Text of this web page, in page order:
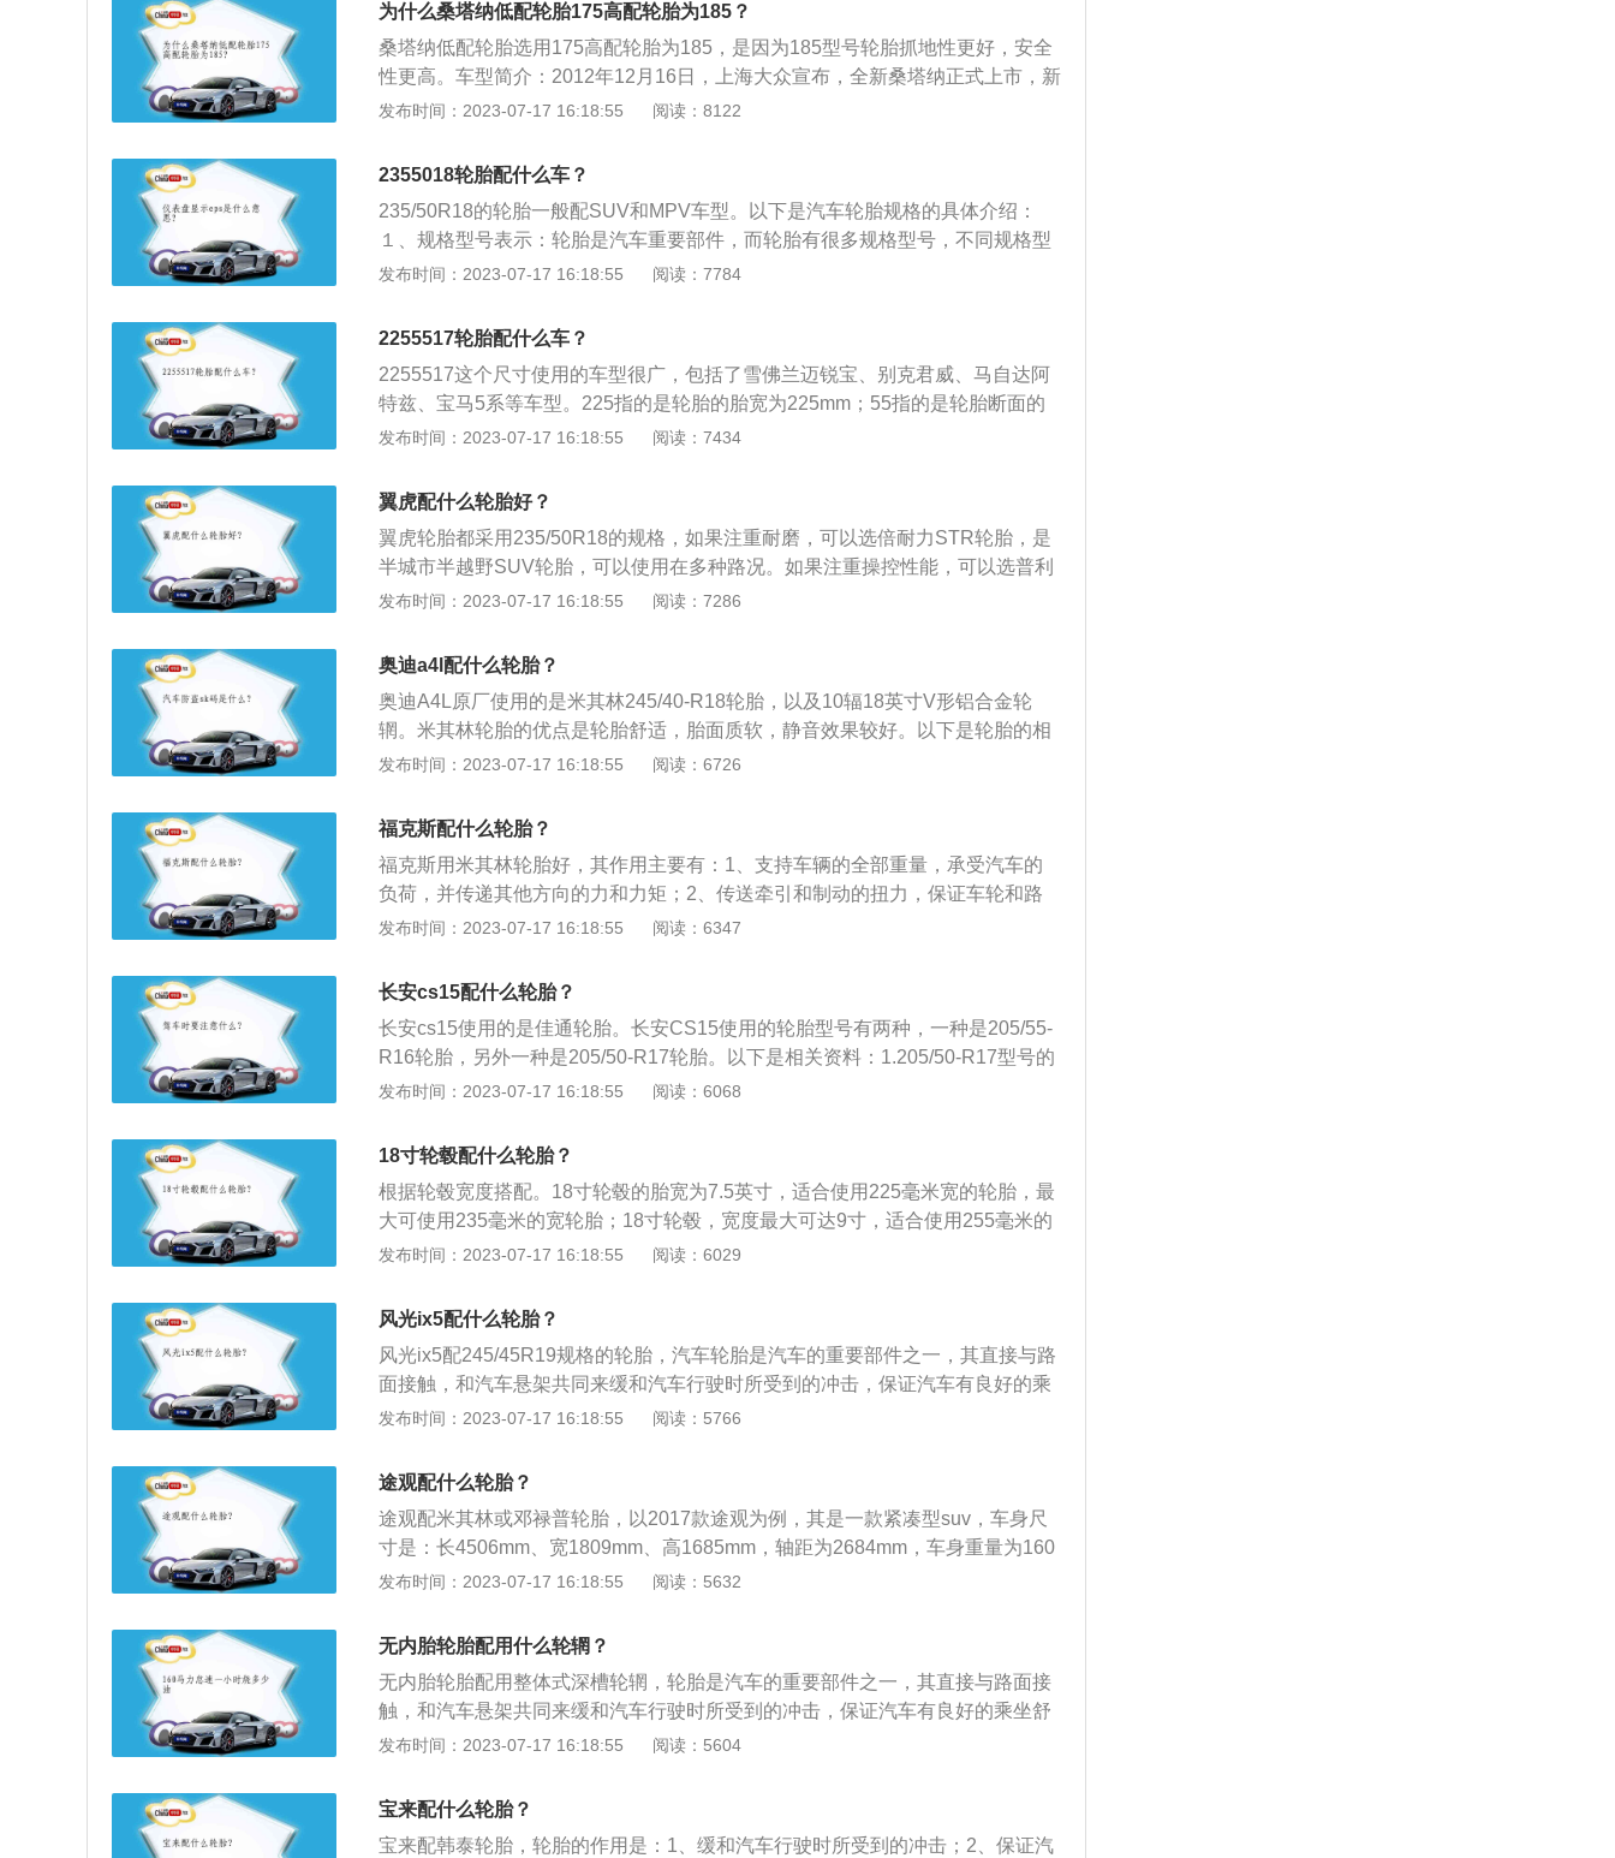
哪一种轮胎。
辋。世界各国轮胎的结构，都向无内胎、子午线结构、扁平（轮胎断面高与宽的
比值小）和轻量化的方向发展。
为什么桑塔纳低配轮胎175高配轮胎为185？
桑塔纳低配轮胎选用175高配轮胎为185，是因为185型号轮胎抓地性更好，安全
性更高。车型简介：2012年12月16日，上海大众宣布，全新桑塔纳正式上市，新
车共推出1.4L和1.6L排量共8款车型选择。车型概述：全新桑塔纳的外形设计已找
型，其更能符合新时代人群的审美。其中新车的整车流线平滑规整，设计风格朴
实，也比较耐看。
发布时间：2023-07-17 16:18:55 阅读：8122
2355018轮胎配什么车？
235/50R18的轮胎一般配SUV和MPV车型。以下是汽车轮胎规格的具体介绍：
１、规格型号表示：轮胎是汽车重要部件，而轮胎有很多规格型号，不同规格型
号的轮胎适用于不同的车型。规格型号标识通常在轮胎侧边，以一连串的字母数
速度等级。２、速度等级：按照可承载最高时速的不同，轮胎的速度等级可以分
为A-Z等不同等级，其中A级又可细分为A1-A8八个不同等级。所代表轮胎速度等
级的字母越靠后，说明轮胎性能越好。
发布时间：2023-07-17 16:18:55 阅读：7784
2255517轮胎配什么车？
2255517这个尺寸使用的车型很广，包括了雪佛兰迈锐宝、别克君威、马自达阿
特兹、宝马5系等车型。225指的是轮胎的胎宽为225mm；55指的是轮胎断面的
扁平比为55%，即断面高度是宽度的55%；R17指的是轮毂直径是17英寸。以下
面接触，和汽车悬架共同来缓和汽车行驶时所受到的冲击，保证汽车有良好的乘
坐舒适性和行驶平顺性；保证车轮和路面有良好的附着性，提高汽车的牵引性、
制动性和通过性；承受着汽车的重量，轮胎在汽车上所起的重要作用越来越受到
人们的重视。2、轮胎的型号规格介绍：轮胎的型号规格一般被标注在轮胎的胎
壁上，所表示的信息一般包含轮胎的尺寸、扁平比、胎宽等等。胎宽越宽与地面
越大，相应的油耗会越高。扁平比越低的轮胎，胎壁就薄，其接受路面反馈的能
力也就越强，同时扁平比低的轮胎侧向支撑更强，操控性更好。
发布时间：2023-07-17 16:18:55 阅读：7434
翼虎配什么轮胎好？
翼虎轮胎都采用235/50R18的规格，如果注重耐磨，可以选倍耐力STR轮胎，是
半城市半越野SUV轮胎，可以使用在多种路况。如果注重操控性能，可以选普利
司通HP-SPORT，是运动型城市SUV轮胎。如果注重舒适性能，可以选马牌CC
中控新增10寸液晶大屏，搭配全新互联网汽车智能系统。2、性能：福特翼虎所
搭载EcoBoost®系列发动机具有动力澎湃、启动迅速、加速持久的特点。特别是
同级领先的的EcoBoost®245发动机，采用双涡流涡轮增压技术，涡轮介入更
早，动力输出更加迅猛，最大功率180千瓦/5500转，峰值扭矩可达350牛/米/175
0-4000转，搭配有AWD智能四驱系统。
发布时间：2023-07-17 16:18:55 阅读：7286
奥迪a4l配什么轮胎？
奥迪A4L原厂使用的是米其林245/40-R18轮胎，以及10辐18英寸V形铝合金轮
辋。米其林轮胎的优点是轮胎舒适，胎面质软，静音效果较好。以下是轮胎的相
关介绍：1、轮胎的功能主要有干地抓地性、防水滑、提供舒适性、减低行驶噪
大体上可以分为4个部分：胎面、胎肩、胎边、胎圈。每一部分都有各自的功
能。胎面主要与地面接触，胎肩和胎边起支撑作用，胎圈与轮圈接触起到密封作
用。
发布时间：2023-07-17 16:18:55 阅读：6726
福克斯配什么轮胎？
福克斯用米其林轮胎好，其作用主要有：1、支持车辆的全部重量，承受汽车的
负荷，并传递其他方向的力和力矩；2、传送牵引和制动的扭力，保证车轮和路
面之间有良好的附着性，以提高汽车的动力性、制动性和通过性；3、与汽车悬
的拓展资料：1、福克斯搭载的是1.5l自然吸气发动机，最大功率为90千瓦，最大
扭矩为153牛米。2、福克斯前悬架采用麦弗逊式独立悬架，后悬架采用扭力梁式
非独立悬架。
发布时间：2023-07-17 16:18:55 阅读：6347
长安cs15配什么轮胎？
长安cs15使用的是佳通轮胎。长安CS15使用的轮胎型号有两种，一种是205/55-
R16轮胎，另外一种是205/50-R17轮胎。以下是相关资料：1.205/50-R17型号的
轮胎，205代表的是轮胎的宽度，轮胎的宽度其实就是指的轮胎与地面接触的部
扁平比，扁平比指的是从轮圈至胎面的高度与轮胎的断面测量最大的宽度的比
值。R代表的是子午线轮胎，这种类型的轮胎，综合性能表现比较好，而且轮胎
非常的耐用。17代表的是轮胎的尺寸，汽车的尺寸越大，使用的轮胎尺寸就会越
大，因为汽车的轮胎尺寸必须要符合汽车的定位。2.汽车的轮胎是唯一与地面接
触的零部件，在使用汽车的过程中，要定期检查汽车的轮胎，如果检查的时候发
胎，以免发生危险，造成人员伤害，同时还会影响汽车正常使用。
发布时间：2023-07-17 16:18:55 阅读：6068
18寸轮毂配什么轮胎？
根据轮毂宽度搭配。18寸轮毂的胎宽为7.5英寸，适合使用225毫米宽的轮胎，最
大可使用235毫米的宽轮胎；18寸轮毂，宽度最大可达9寸，适合使用255毫米的
宽胎，最大265毫米，对车辆的中后段加速以及刹车性能都有更大的好处。以下
英寸和加大1英寸。即在原厂轮毂的基础上将轮毂宽度和直径与此同时加大2in或
在与此同时加大1in。2、轮毂宽度和质量的升级轮胎升级并非只升级轮胎，轮毂
也必须升级，确定要更换的轮胎后才可以选轮毂，轮毂在确定直径后决定宽度;
3、轮毂的造型是由轮毂的材质决定，铝镁合金轮毂各方面性能全方位优于钢制
轮毂。
发布时间：2023-07-17 16:18:55 阅读：6029
风光ix5配什么轮胎？
风光ix5配245/45R19规格的轮胎，汽车轮胎是汽车的重要部件之一，其直接与路
面接触，和汽车悬架共同来缓和汽车行驶时所受到的冲击，保证汽车有良好的乘
坐舒适性和行驶平顺性；保证车轮和路面有良好的附着性。风光ix5是东风风光旗
mm、1645mm，轴距为2790mm。东风风光ix5中控台采用了上下双触控显示屏
设计，电子挡杆周围采用了黑色钢琴烤漆面板，看上去极具档次感。
发布时间：2023-07-17 16:18:55 阅读：5766
途观配什么轮胎？
途观配米其林或邓禄普轮胎，以2017款途观为例，其是一款紧凑型suv，车身尺
寸是：长4506mm、宽1809mm、高1685mm，轴距为2684mm，车身重量为160
0kg。2017款途观前悬架是麦弗逊式独立悬架，后悬架是多连杆式独立悬架，搭
18kw，与其匹配的是6挡手自一体变速箱。
发布时间：2023-07-17 16:18:55 阅读：5632
无内胎轮胎配用什么轮辋？
无内胎轮胎配用整体式深槽轮辋，轮胎是汽车的重要部件之一，其直接与路面接
触，和汽车悬架共同来缓和汽车行驶时所受到的冲击，保证汽车有良好的乘坐舒
适性和行驶平顺性，保证车轮和路面有良好的附着性，提高汽车的牵引性、制动
受汽车的负荷；2、传送牵引和制动的扭力，保证车轮与路面的附着力；3、减轻
和吸收汽车在行驶时的震动和冲击力，防止汽车零部件受到剧烈震动和早期损
发布时间：2023-07-17 16:18:55 阅读：5604
宝来配什么轮胎？
宝来配韩泰轮胎，轮胎的作用是：1、缓和汽车行驶时所受到的冲击；2、保证汽